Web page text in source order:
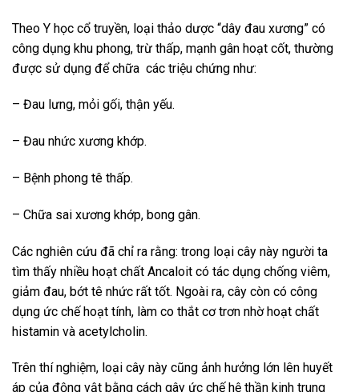
Theo Y học cổ truyền, loại thảo dược “dây đau xương” có
công dụng khu phong, trừ thấp, mạnh gân hoạt cốt, thường
được sử dụng để chữa các triệu chứng như:
– Đau lưng, mỏi gối, thận yếu.
– Đau nhức xương khớp.
– Bệnh phong tê thấp.
– Chữa sai xương khớp, bong gân.
Các nghiên cứu đã chỉ ra rằng: trong loại cây này người ta
tìm thấy nhiều hoạt chất Ancaloit có tác dụng chống viêm,
giảm đau, bớt tê nhức rất tốt. Ngoài ra, cây còn có công
dụng ức chế hoạt tính, làm co thắt cơ trơn nhờ hoạt chất
histamin và acetylcholin.
Trên thí nghiệm, loại cây này cũng ảnh hưởng lớn lên huyết
áp của động vật bằng cách gây ức chế hệ thần kinh trung